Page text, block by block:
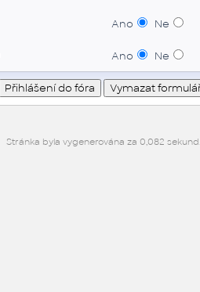
Ano Ne
Ano Ne
Stránka byla vygenerována za 0,082 sekund.